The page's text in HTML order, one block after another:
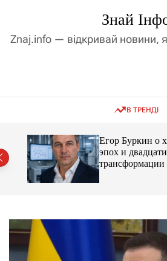
д
і
с
Знай
Znaj.info — відкривай новини,
В ТРЕНДІ
Егор Буркин о
эпох и
трансформации